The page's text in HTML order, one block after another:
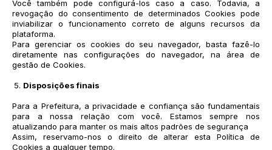
Você também pode configurá-los caso a caso. Todavia, a
revogação do consentimento de determinados Cookies pode
inviabilizar o funcionamento correto de alguns recursos da
plataforma.
Para gerenciar os cookies do seu navegador, basta fazê-lo
diretamente nas configurações do navegador, na área de
gestão de Cookies.
Disposições finais
Para a Prefeitura, a privacidade e confiança são fundamentais
para a nossa relação com você. Estamos sempre nos
atualizando para manter os mais altos padrões de segurança
Assim, reservamo-nos o direito de alterar esta Política de
Cookies a qualquer tempo.